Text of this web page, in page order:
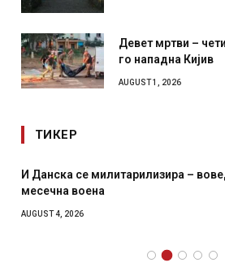
Девет мртви –
го нападна Кијив
AUGUST 1, 2026
ТИКЕР
И Данска се милитарилизира –
месечна воена
AUGUST 4, 2026